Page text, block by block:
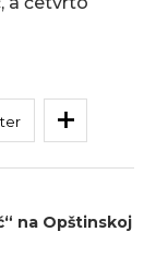
na Opštinskoj